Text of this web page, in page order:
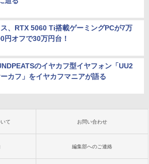
、RTX 5060 Ti搭載ゲーミングPCが7万
円オフで30万円台！
のイヤカフ型イヤフォン「UU2
カフ」をイヤカフマニアが語る
て お問い合わせ
編集部へのご連絡